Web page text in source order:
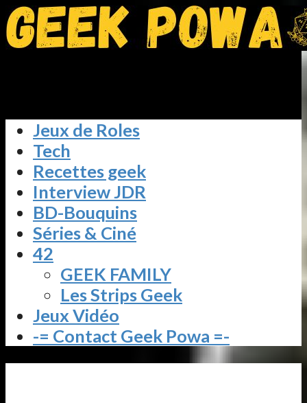
Jeux de Roles
Tech
Recettes geek
Interview JDR
BD-Bouquins
Séries & Ciné
42
GEEK FAMILY
Les Strips Geek
Jeux Vidéo
-= Contact Geek Powa =-